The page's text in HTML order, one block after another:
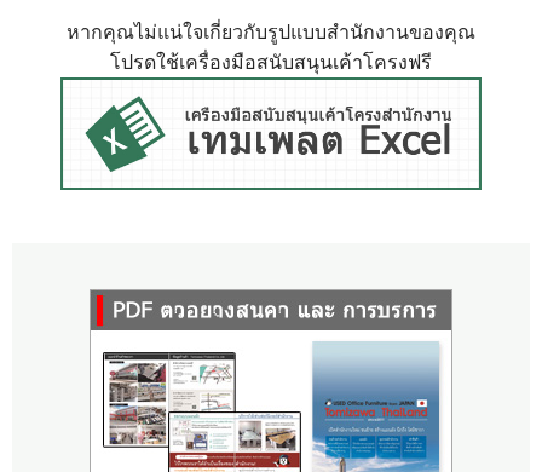
หากคุณไม่แน่ใจเกี่ยวกับรูปแบบสำนักงานของคุณ
โปรดใช้เครื่องมือสนับสนุนเค้าโครงฟรี